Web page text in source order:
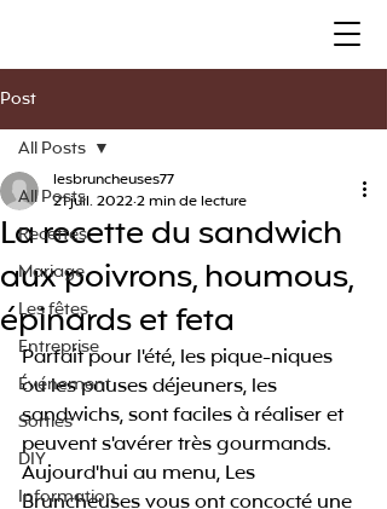
Post
All Posts
Recettes
Mariage
Les fêtes
Entreprise
Événement
Sorties
DIY
Information
All Posts
La recette du sandwich
aux poivrons, houmous,
épinards et feta
lesbruncheuses77
21 juil. 20222 min de lecture
Parfait pour l'été, les pique-niques
ou les pauses déjeuners, les
sandwichs, sont faciles à réaliser et
peuvent s'avérer très gourmands.
Aujourd'hui au menu, Les
Bruncheuses vous ont concocté une